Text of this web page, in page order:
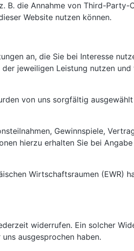
B. die Annahme von Third-Party-
Website nutzen können.
an, die Sie bei Interesse
jeweiligen Leistung nutzen
von uns sorgfältig
Gewinnspiele,
hierzu erhalten Sie bei
Wirtschaftsraumen (EWR)
widerrufen. Ein solcher
ausgesprochen haben.